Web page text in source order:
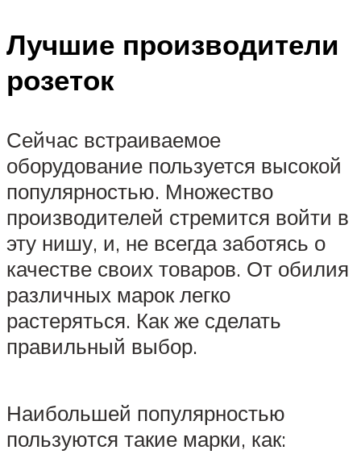
Лучшие производители
розеток
Сейчас встраиваемое
оборудование пользуется высокой
популярностью. Множество
производителей стремится войти в
эту нишу, и, не всегда заботясь о
качестве своих товаров. От обилия
различных марок легко
растеряться. Как же сделать
правильный выбор.
Наибольшей популярностью
пользуются такие марки, как: